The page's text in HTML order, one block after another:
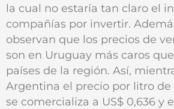
la cual no estaría tan claro el
compañías por invertir.
observan que los precios de
son en Uruguay más caros
países de la región. Así,
Argentina el precio por litro
se comercializa a US$ 0,636 y